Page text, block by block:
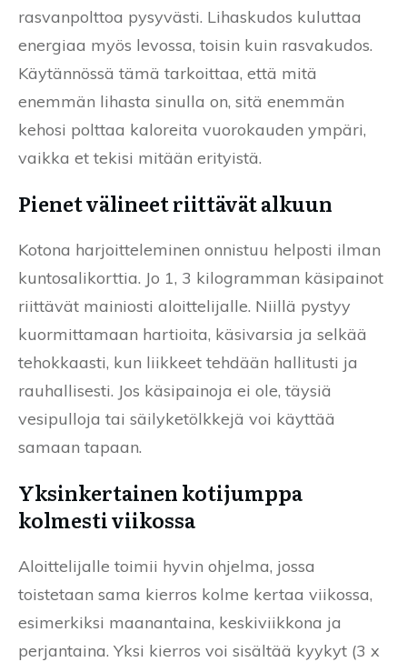
rasvanpolttoa pysyvästi. Lihaskudos kuluttaa
energiaa myös levossa, toisin kuin rasvakudos.
Käytännössä tämä tarkoittaa, että mitä
enemmän lihasta sinulla on, sitä enemmän
kehosi polttaa kaloreita vuorokauden ympäri,
vaikka et tekisi mitään erityistä.
Pienet välineet riittävät alkuun
Kotona harjoitteleminen onnistuu helposti ilman
kuntosalikorttia. Jo 1, 3 kilogramman käsipainot
riittävät mainiosti aloittelijalle. Niillä pystyy
kuormittamaan hartioita, käsivarsia ja selkää
tehokkaasti, kun liikkeet tehdään hallitusti ja
rauhallisesti. Jos käsipainoja ei ole, täysiä
vesipulloja tai säilyketölkkejä voi käyttää
samaan tapaan.
Yksinkertainen kotijumppa
kolmesti viikossa
Aloittelijalle toimii hyvin ohjelma, jossa
toistetaan sama kierros kolme kertaa viikossa,
esimerkiksi maanantaina, keskiviikkona ja
perjantaina. Yksi kierros voi sisältää kyykyt (3 x